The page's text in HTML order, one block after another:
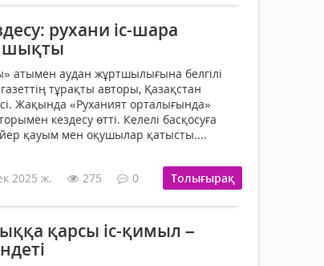
рухани іс-шара
шықты
атымен аудан жұртшылығына белгілі
тұрақты авторы, Қазақстан
Жақында «Руханият орталығында»
кездесу өтті. Келелі басқосуға
қауым мен оқушылар қатысты....
2025 ж. 275 0 Толығырақ
қарсы іс-қимыл –